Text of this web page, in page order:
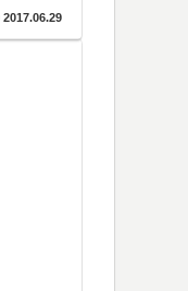
2017.06.29